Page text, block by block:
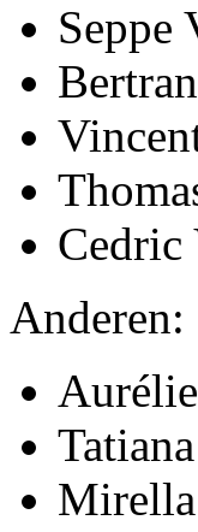
Seppe
Cedric
Anderen: